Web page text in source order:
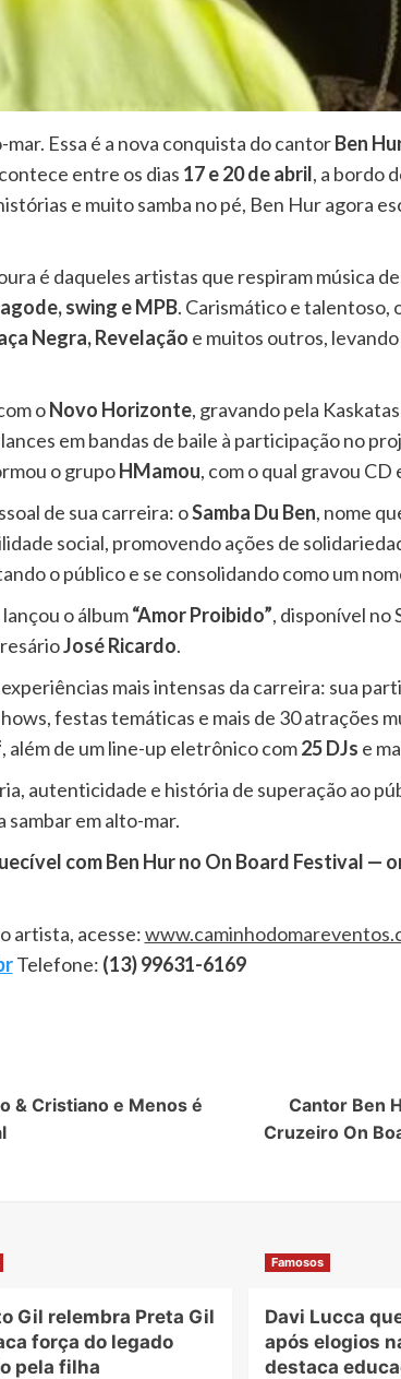
Essa é a nova conquista do cantorBen
entre os dias 17 e 20 de abril, a bordo
e muito samba no pé, Ben Hur agora
é daqueles artistas que respiram música
swing e MPB. Carismático e talentoso,
Negra, Revelação e muitos outros,
oNovo Horizonte, gravando pela
em bandas de baile à participação no
o grupoHMamou, com o qual gravou
de sua carreira: oSamba Du Ben, nome
social, promovendo ações de
o público e se consolidando como um
lançou o álbum“Amor Proibido”, disponível no
José Ricardo.
mais intensas da carreira: sua
festas temáticas e mais de 30 atrações
, além de um line-up eletrônico com25 DJs e
autenticidade e história de superação ao
em alto-mar.
com Ben Hur no On Board Festival —
artista, acesse:
Telefone: (13) 99631-6169
& Cristiano e Menos é
Cantor Ben
Cruzeiro On
Gil relembra Preta Gil
força do legado
pela filha
Famosos
Davi Lucca
após elogios
destaca